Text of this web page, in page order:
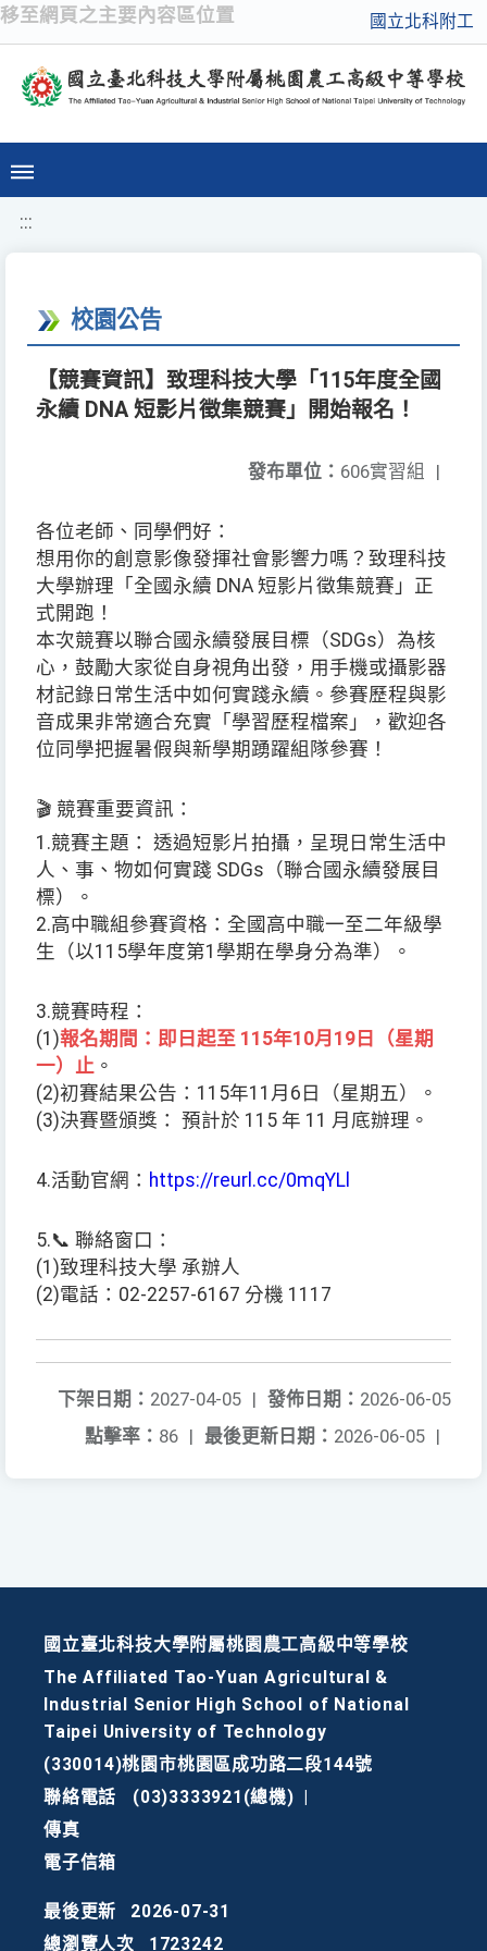
移至網頁之主要內容區位置 國立北科附工
:::
校園公告
【競賽資訊】致理科技大學「115年度全國
永續 DNA 短影片徵集競賽」開始報名！
發布單位： 606實習組 |
各位老師、同學們好：
想用你的創意影像發揮社會影響力嗎？致理科技
大學辦理「全國永續 DNA 短影片徵集競賽」正
式開跑！
本次競賽以聯合國永續發展目標（SDGs）為核
心，鼓勵大家從自身視角出發，用手機或攝影器
材記錄日常生活中如何實踐永續。參賽歷程與影
音成果非常適合充實「學習歷程檔案」，歡迎各
位同學把握暑假與新學期踴躍組隊參賽！
🎬 競賽重要資訊：
1.競賽主題： 透過短影片拍攝，呈現日常生活中
人、事、物如何實踐 SDGs（聯合國永續發展目
標）。
2.高中職組參賽資格：全國高中職一至二年級學
生（以115學年度第1學期在學身分為準）。
3.競賽時程：
(1)報名期間：即日起至 115年10月19日（星期
一）止 。
(2)初賽結果公告：115年11月6日（星期五）。
(3)決賽暨頒獎： 預計於 115 年 11 月底辦理。
4.活動官網： https://reurl.cc/0mqYLl
5.📞 聯絡窗口：
(1)致理科技大學 承辦人
(2)電話：02-2257-6167 分機 1117
發佈日期： 2026-06-05
下架日期： 2027-04-05 |
最後更新日期： 2026-06-05 |
點擊率： 86 |
國立臺北科技大學附屬桃園農工高級中等學校
The Affiliated Tao-Yuan Agricultural &
Industrial Senior High School of National
Taipei University of Technology
(330014)桃園市桃園區成功路二段144號
聯絡電話
(03)3333921(總機)
傳真
電子信箱
最後更新
2026-07-31
總瀏覽人次
1723242